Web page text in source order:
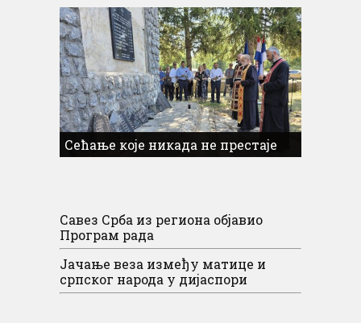
Сећање које никада не престаје
Савез Срба из региона објавио
Програм рада
Јачање веза између матице и
српског народа у дијаспори